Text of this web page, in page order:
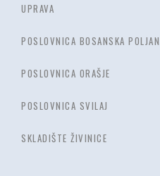
UPRAVA
POSLOVNICA BOSANSKA
POSLOVNICA ORAŠJE
POSLOVNICA SVILAJ
SKLADIŠTE ŽIVINICE